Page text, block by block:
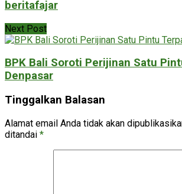
beritafajar
Next Post
BPK Bali Soroti Perijinan Satu
Denpasar
Tinggalkan Balasan
Alamat email Anda tidak akan
ditandai *